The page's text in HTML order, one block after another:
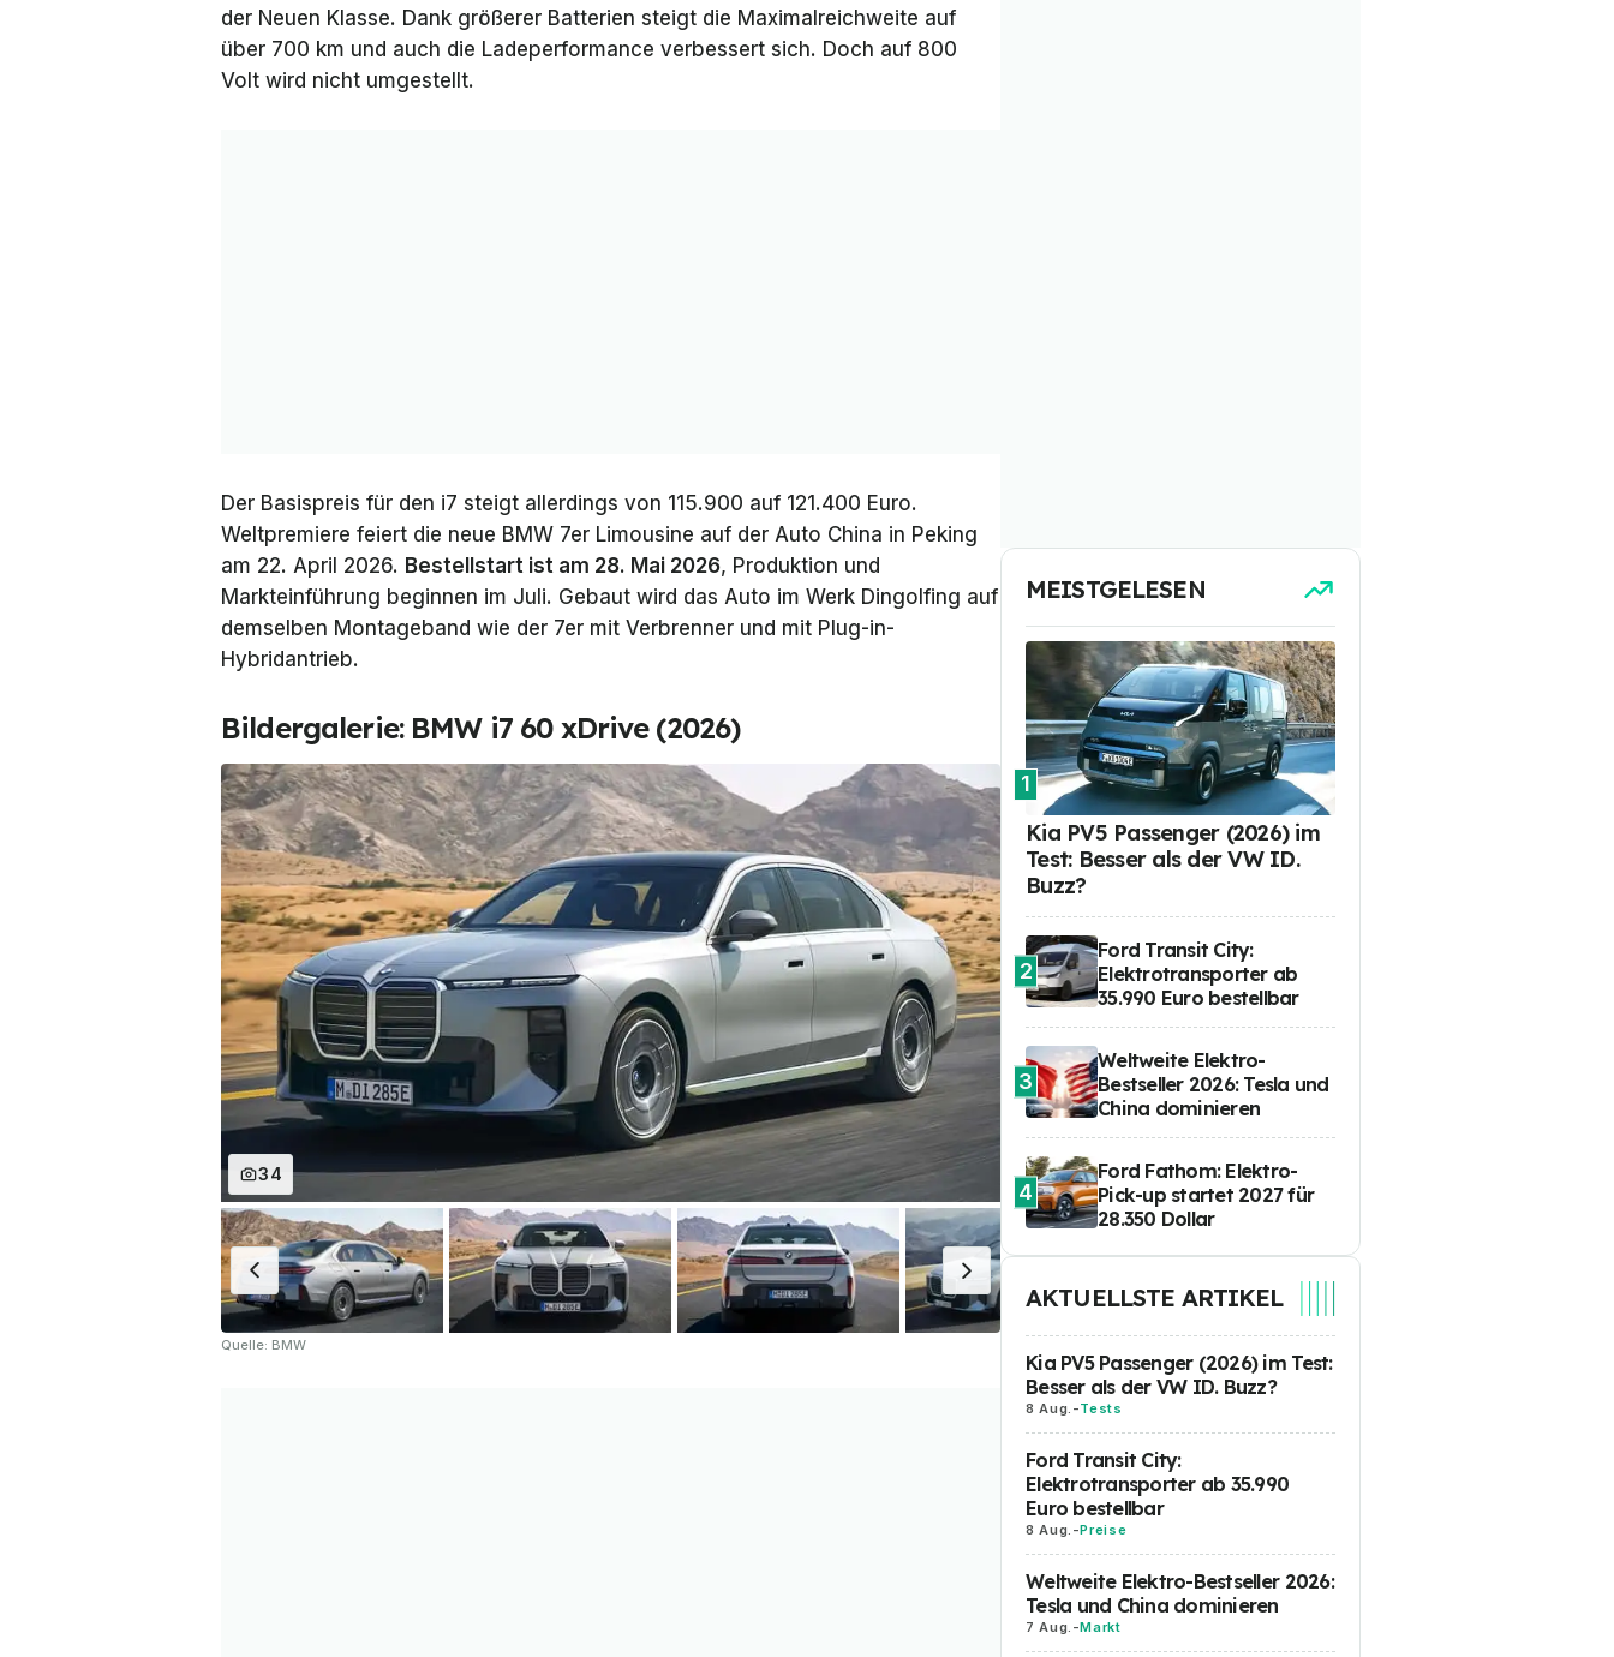
der Neuen Klasse. Dank größerer Batterien steigt die Maximalreichweite auf
über 700 km und auch die Ladeperformance verbessert sich. Doch auf 800
Volt wird nicht umgestellt.
Der Basispreis für den i7 steigt allerdings von 115.900 auf 121.400 Euro.
Weltpremiere feiert die neue BMW 7er Limousine auf der Auto China in Peking
am 22. April 2026. Bestellstart ist am 28. Mai 2026, Produktion und
Markteinführung beginnen im Juli. Gebaut wird das Auto im Werk Dingolfing auf
demselben Montageband wie der 7er mit Verbrenner und mit Plug-in-
Hybridantrieb.
Bildergalerie: BMW i7 60 xDrive (2026)
34
Quelle: BMW
MEISTGELESEN
1
Kia PV5 Passenger (2026) im
Test: Besser als der VW ID.
Buzz?
2
Ford Transit City:
Elektrotransporter ab
35.990 Euro bestellbar
3
Weltweite Elektro-
Bestseller 2026: Tesla und
China dominieren
4
Ford Fathom: Elektro-
Pick-up startet 2027 für
28.350 Dollar
AKTUELLSTE ARTIKEL
Kia PV5 Passenger (2026) im Test:
Besser als der VW ID. Buzz?
8 Aug. -Tests
Ford Transit City:
Elektrotransporter ab 35.990
Euro bestellbar
8 Aug. -Preise
Weltweite Elektro-Bestseller 2026:
Tesla und China dominieren
7 Aug. -Markt